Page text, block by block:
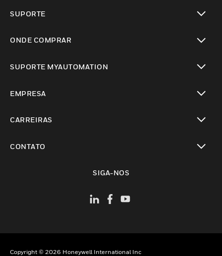
SUPORTE
ONDE COMPRAR
SUPORTE MYAUTOMATION
EMPRESA
CARREIRAS
CONTATO
SIGA-NOS
Copyright © 2026 Honeywell International Inc